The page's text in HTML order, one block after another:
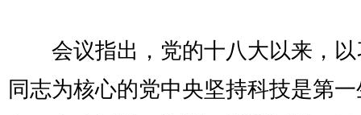
会议指出，党的十八大以来，以
同志为核心的党中央坚持科技是第